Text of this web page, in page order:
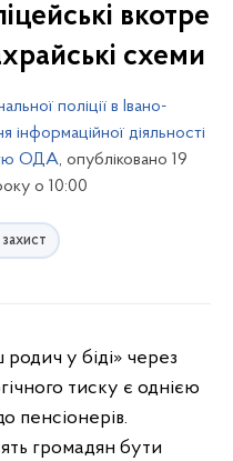
вкотре
схеми
поліції в Івано-
інформаційної діяльності
ОДА, опубліковано 19
о 10:00
тиску є однією
пенсіонерів.
громадян бути